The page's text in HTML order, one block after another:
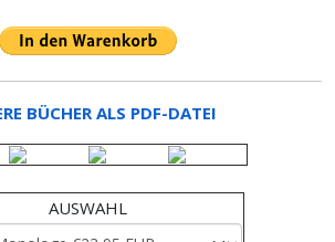
BÜCHER ALS PDF-DATEI
AUSWAHL